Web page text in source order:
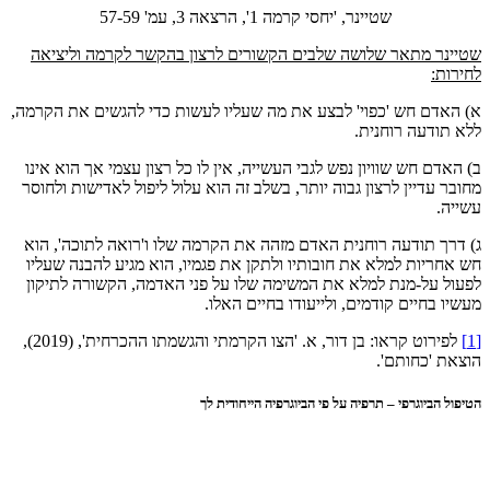
שטיינר, 'יחסי קרמה 1', הרצאה 3, עמ' 57-59
שטיינר מתאר שלושה שלבים הקשורים לרצון בהקשר לקרמה וליציאה
לחירות:
א) האדם חש 'כפוי' לבצע את מה שעליו לעשות כדי להגשים את הקרמה,
ללא תודעה רוחנית.
ב) האדם חש שוויון נפש לגבי העשייה, אין לו כל רצון עצמי אך הוא אינו
מחובר עדיין לרצון גבוה יותר, בשלב זה הוא עלול ליפול לאדישות ולחוסר
עשייה.
ג) דרך תודעה רוחנית האדם מזהה את הקרמה שלו ו'רואה לתוכה', הוא
חש אחריות למלא את חובותיו ולתקן את פגמיו, הוא מגיע להבנה שעליו
לפעול על-מנת למלא את המשימה שלו על פני האדמה, הקשורה לתיקון
מעשיו בחיים קודמים, ולייעודו בחיים האלו.
[1]
לפירוט קראו: בן דור, א. 'הצו הקרמתי והגשמתו ההכרחית', (2019),
הוצאת 'כחותם'.
הטיפול הביוגרפי – תרפיה על פי הביוגרפיה הייחודית לך